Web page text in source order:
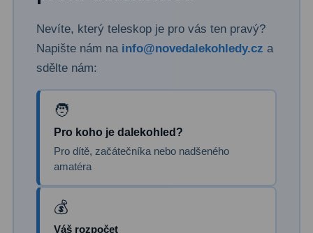
Nevíte, který teleskop je pro vás ten pravý?
Napište nám na info@novedalekohledy.cz a
sdělte nám:
Pro koho je dalekohled?
Pro dítě, začátečníka nebo nadšeného
amatéra
Váš rozpočet